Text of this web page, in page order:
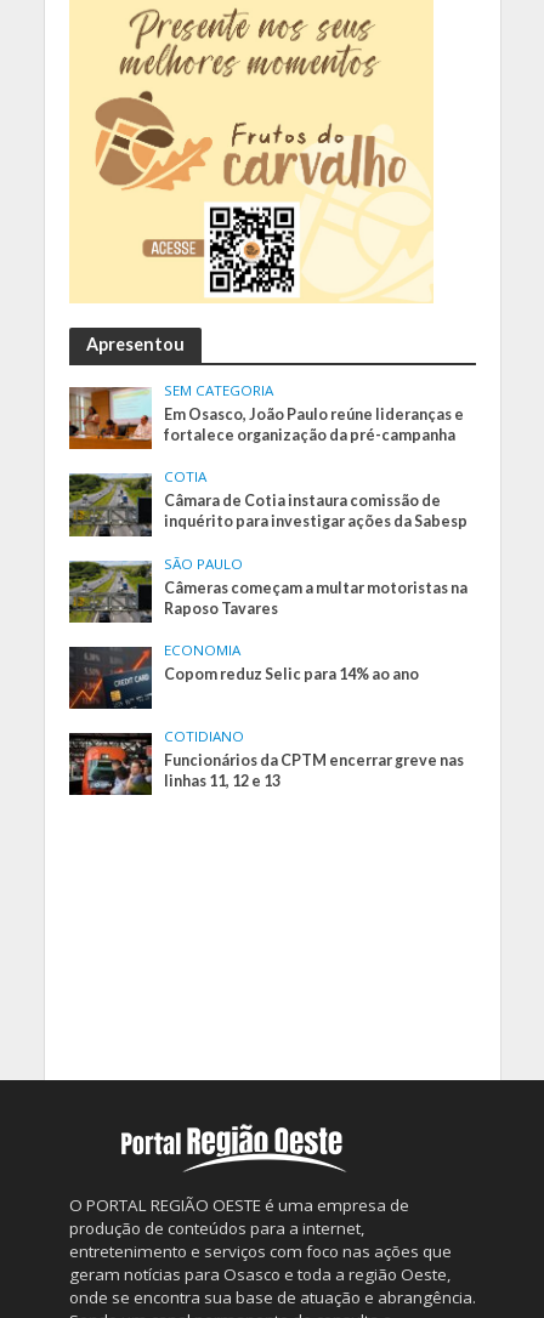
Apresentou
SEM CATEGORIA
Em Osasco, João Paulo reúne lideranças e
fortalece organização da pré-campanha
COTIA
Câmara de Cotia instaura comissão de
inquérito para investigar ações da Sabesp
SÃO PAULO
Câmeras começam a multar motoristas na
Raposo Tavares
ECONOMIA
Copom reduz Selic para 14% ao ano
COTIDIANO
Funcionários da CPTM encerrar greve nas
linhas 11, 12 e 13
O PORTAL REGIÃO OESTE é uma empresa de
produção de conteúdos para a internet,
entretenimento e serviços com foco nas ações que
geram notícias para Osasco e toda a região Oeste,
onde se encontra sua base de atuação e abrangência.